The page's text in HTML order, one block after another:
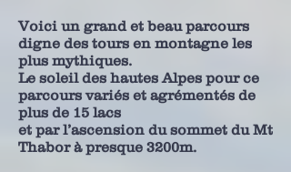
Voici un grand et beau parcours
digne des tours en montagne les
plus mythiques.
Le soleil des hautes Alpes pour ce
parcours variés et agrémentés de
plus de 15 lacs
et par l’ascension du sommet du Mt
Thabor à presque 3200m.